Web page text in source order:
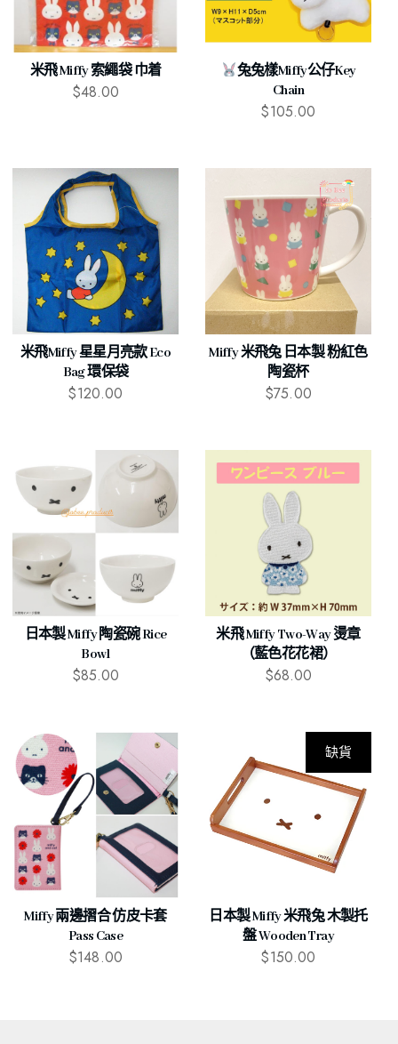
米飛 Miffy 索繩袋 巾着
$48.00
兔兔樣Miffy公仔Key
Chain
$105.00
米飛Miffy 星星月亮款 Eco
Bag 環保袋
$120.00
Miffy 米飛兔 日本製 粉紅色
陶瓷杯
$75.00
日本製 Miffy 陶瓷碗 Rice
Bowl
$85.00
米飛 Miffy Two-Way 燙章
（藍色花花裙）
$68.00
Miffy 兩邊摺合 仿皮卡套
Pass Case
$148.00
缺貨
日本製 Miffy 米飛兔 木製托
盤 Wooden Tray
$150.00